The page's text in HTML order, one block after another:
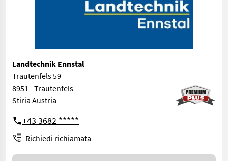
Landtechnik Ennstal
Trautenfels 59
8951 - Trautenfels
Stiria Austria
+43 3682 *****
Richiedi richiamata